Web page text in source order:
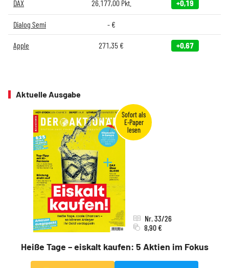
DAX 26.177,00Pkt. +0,19
Dialog Semi -€
Apple 271,35 € +0,67
Aktuelle Ausgabe
Heiße Tage – eiskalt kaufen: 5 Aktien im Fokus
Nr. 33/26
8,90 €